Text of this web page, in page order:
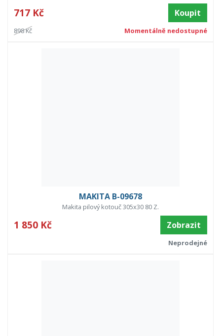
717 Kč Koupit
898 Kč Momentálně nedostupné
MAKITA B-09678
Makita pilový kotouč 305x30 80 Z.
1 850 Kč Zobrazit
Neprodejné